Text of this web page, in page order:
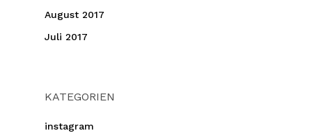
August 2017
Juli 2017
KATEGORIEN
instagram